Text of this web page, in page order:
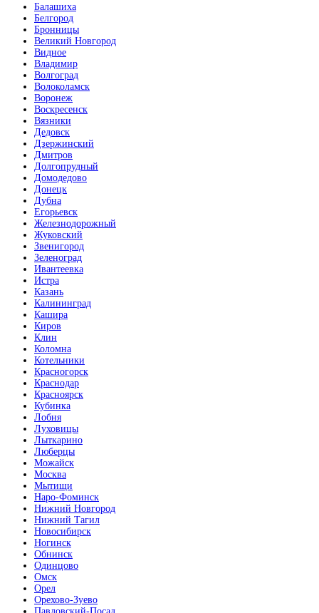
Орех натуральный распил
Балашиха
Белгород
Бронницы
Великий Новгород
Видное
Владимир
Волгоград
Волоколамск
Воронеж
Воскресенск
Вязники
Дедовск
Дзержинский
Дмитров
Долгопрудный
Домодедово
Донецк
Дубна
Егорьевск
Железнодорожный
Жуковский
Звенигород
Зеленоград
Ивантеевка
Истра
Казань
Калининград
Кашира
Киров
Клин
Коломна
Котельники
Красногорск
Краснодар
Красноярск
Кубинка
Лобня
Луховицы
Лыткарино
Люберцы
Можайск
Москва
Мытищи
Наро-Фоминск
Нижний Новгород
Нижний Тагил
Новосибирск
Ногинск
Обнинск
Одинцово
Омск
Орел
Орехово-Зуево